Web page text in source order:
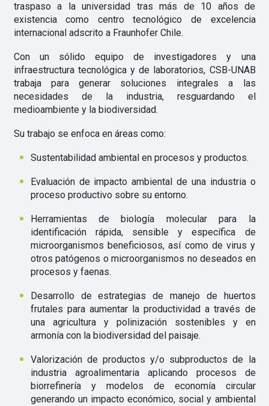
traspaso a la universidad tras más de 10 años de
existencia como centro tecnológico de excelencia
internacional adscrito a Fraunhofer Chile.
Con un sólido equipo de investigadores y una
infraestructura tecnológica y de laboratorios, CSB-UNAB
trabaja para generar soluciones integrales a las
necesidades de la industria, resguardando el
medioambiente y la biodiversidad.
Su trabajo se enfoca en áreas como:
Sustentabilidad ambiental en procesos y productos.
Evaluación de impacto ambiental de una industria o
proceso productivo sobre su entorno.
Herramientas de biología molecular para la
identificación rápida, sensible y específica de
microorganismos beneficiosos, así como de virus y
otros patógenos o microorganismos no deseados en
procesos y faenas.
Desarrollo de estrategias de manejo de huertos
frutales para aumentar la productividad a través de
una agricultura y polinización sostenibles y en
armonía con la biodiversidad del paisaje.
Valorización de productos y/o subproductos de la
industria agroalimentaria aplicando procesos de
biorrefinería y modelos de economía circular
generando un impacto económico, social y ambiental